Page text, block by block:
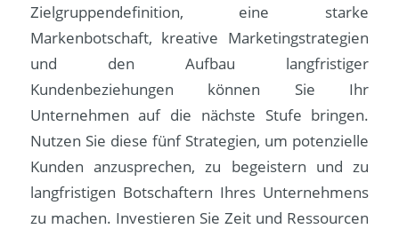
Zielgruppendefinition, eine starke
Markenbotschaft, kreative Marketingstrategien
und den Aufbau langfristiger
Kundenbeziehungen können Sie Ihr
Unternehmen auf die nächste Stufe bringen.
Nutzen Sie diese fünf Strategien, um potenzielle
Kunden anzusprechen, zu begeistern und zu
langfristigen Botschaftern Ihres Unternehmens
zu machen. Investieren Sie Zeit und Ressourcen